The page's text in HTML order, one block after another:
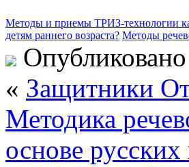
Методы и приемы ТРИЗ-технологии
детям раннего возраста? Методы
« Защитники
Методика
основе